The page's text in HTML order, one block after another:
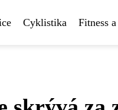
Cyklistika Fitness